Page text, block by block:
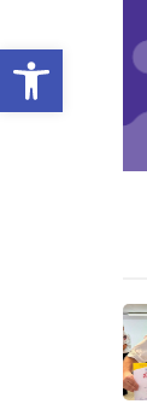
פתח